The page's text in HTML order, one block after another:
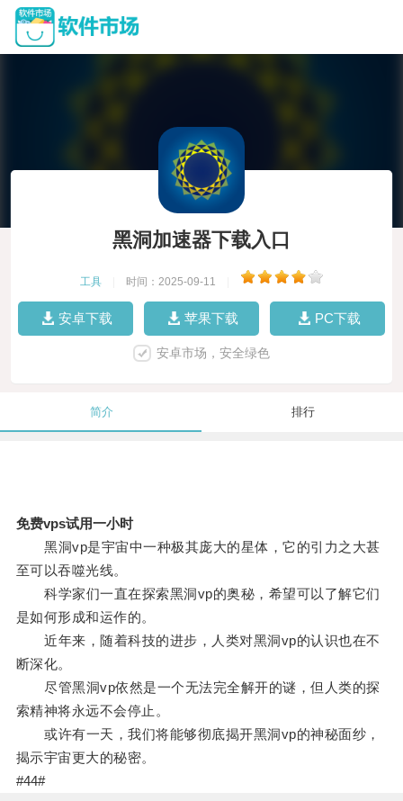
黑洞加速器下载入口
工具 时间：2025-09-11
安卓下载 苹果下载 PC下载
安卓市场，安全绿色
简介 排行
免费vps试用一小时
黑洞vp是宇宙中一种极其庞大的星体，它的引力之大甚
至可以吞噬光线。
科学家们一直在探索黑洞vp的奥秘，希望可以了解它们
是如何形成和运作的。
近年来，随着科技的进步，人类对黑洞vp的认识也在不
断深化。
尽管黑洞vp依然是一个无法完全解开的谜，但人类的探
索精神将永远不会停止。
或许有一天，我们将能够彻底揭开黑洞vp的神秘面纱，
揭示宇宙更大的秘密。
#44#